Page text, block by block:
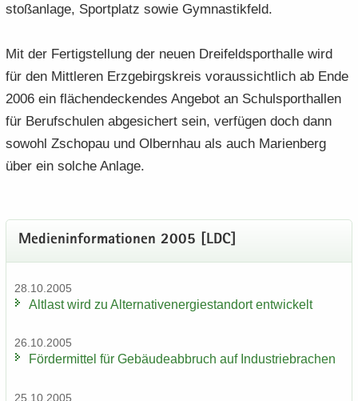
stoß­an­la­ge, Sport­platz sowie Gym­nas­tik­feld.
Mit der Fer­tig­stel­lung der neuen Drei­feld­sport­hal­le wird
für den Mitt­le­ren Erz­ge­birgs­kreis vor­aus­sicht­lich ab Ende
2006 ein flä­chen­de­cken­des An­ge­bot an Schul­sport­hal­len
für Be­ruf­schu­len ab­ge­si­chert sein, ver­fü­gen doch dann
so­wohl Zscho­pau und Ol­bern­hau als auch Ma­ri­en­berg
über ein sol­che An­la­ge.
Me­di­en­in­for­ma­tio­nen 2005 [LDC]
28.10.2005
Alt­last wird zu Al­ter­na­tiv­ener­gie­stand­ort ent­wi­ckelt
26.10.2005
För­der­mit­tel für Ge­bäu­de­ab­bruch auf In­dus­trie­bra­chen
25.10.2005